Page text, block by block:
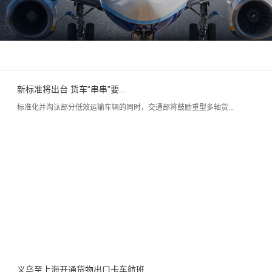
新标准将出台 货车“串串”要...
标准化并淘汰部分低效运输车辆的同时，交通部将鼓励重型多轴货...
义乌至上海开通货物出口卡车航班